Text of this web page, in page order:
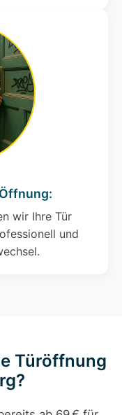
wir Ihre Tür
und
Türöffnung